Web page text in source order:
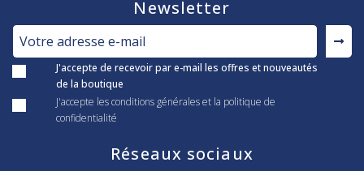
Newsletter
J'accepte de recevoir par e-mail les offres et nouveautés
de la boutique
J'accepte les conditions générales et la politique de
confidentialité
Réseaux sociaux